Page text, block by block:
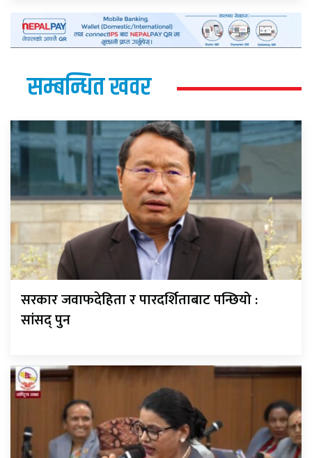
सम्बन्धित खवर
सरकार जवाफदेहिता र पारदर्शिताबाट पन्छियो :
सांसद् पुन